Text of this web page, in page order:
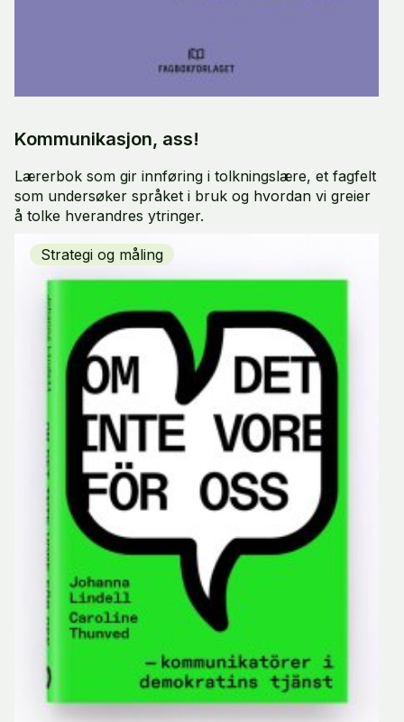
Kommunikasjon, ass!
Lærerbok som gir innføring i tolkningslære, et fagfelt
som undersøker språket i bruk og hvordan vi greier
å tolke hverandres ytringer.
Strategi og måling